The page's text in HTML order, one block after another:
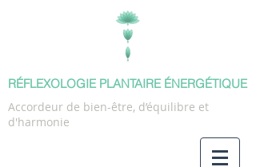
RÉFLEXOLOGIE PLANTAIRE ÉNERGÉTIQUE
Accordeur de bien-être, d’équilibre et
d'harmonie